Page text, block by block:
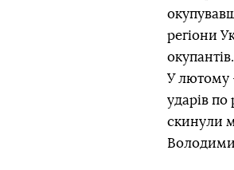
регіони
У лютому
ударів по
скинули